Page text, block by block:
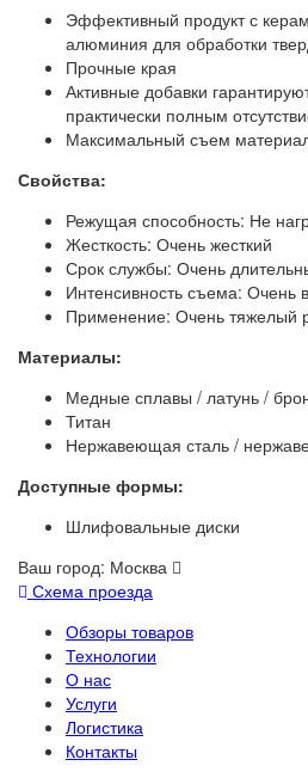
Эффективный продукт с
алюминия для обработки
Прочные края
Активные добавки
практически полным
Максимальный съем
Свойства:
Режущая способность: Не
Жесткость: Очень жесткий
Срок службы: Очень
Интенсивность съема: Очень
Применение: Очень тяжелый
Материалы:
Медные сплавы / латунь /
Титан
Нержавеющая сталь /
Доступные формы:
Шлифовальные диски
Ваш город: Москва
Схема проезда
Обзоры товаров
Технологии
О нас
Услуги
Логистика
Контакты